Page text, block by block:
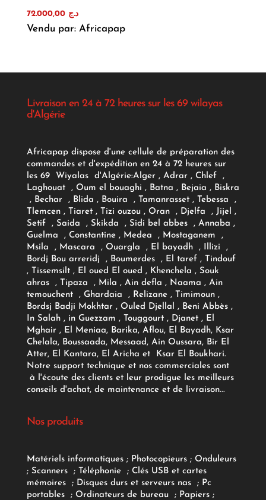
د.ج 72.000,00
Vendu par: Africapap
Livraison en 24 à 72 heures sur les 69 wilayas
d'Algérie
Africapap dispose d'une cellule de préparation des
commandes et d'expédition en 24 à 72 heures sur
les 69 Wiyalas d'Algérie:Alger , Adrar, Chlef ,
Laghouat , Oum el bouaghi , Batna , Bejaia , Biskra
, Bechar , Blida , Bouira , Tamanrasset , Tebessa ,
Tlemcen , Tiaret , Tizi ouzou , Oran , Djelfa , Jijel ,
Setif , Saida , Skikda , Sidi bel abbes , Annaba ,
Guelma , Constantine , Medea , Mostaganem ,
Msila , Mascara , Ouargla , El bayadh , Illizi ,
Bordj Bou arreridj , Boumerdes , El taref , Tindouf
, Tissemsilt , El oued El oued , Khenchela , Souk
ahras , Tipaza , Mila , Ain defla , Naama , Ain
temouchent , Ghardaia , Relizane , Timimoun ,
Bordsj Badji Mokhtar , Ouled Djellal , Beni Abbès ,
In Salah , in Guezzam , Touggourt , Djanet , El
Mghair , El Meniaa, Barika, Aflou, El Bayadh, Ksar
Chelala, Boussaada, Messaad, Ain Oussara, Bir El
Atter, El Kantara, El Aricha et Ksar El Boukhari.
Notre support technique et nos commerciales sont
à l'écoute des clients et leur prodigue les meilleurs
conseils d'achat, de maintenance et de livraison...
Nos produits
Matériels informatiques; Photocopieurs; Onduleurs
; Scanners ; Téléphonie ; Clés USB et cartes
mémoires
; Disques durs et serveurs nas ; Pc
portables
; Ordinateurs de bureau ; Papiers;